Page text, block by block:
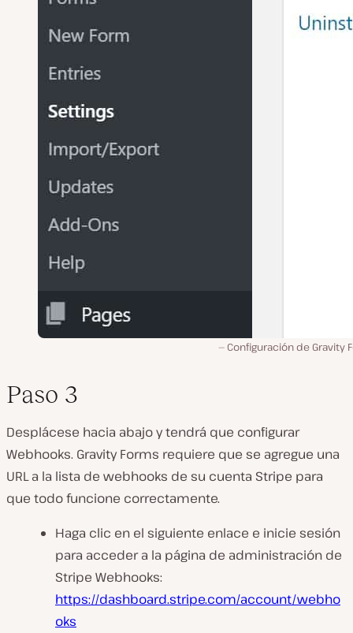
Configuración de Gravity
Paso 3
Desplácese hacia abajo y tendrá que configurar
Webhooks. Gravity Forms requiere que se agregue una
URL a la lista de webhooks de su cuenta Stripe para
que todo funcione correctamente.
Haga clic en el siguiente enlace e inicie sesión
para acceder a la página de administración de
Stripe Webhooks:
https://dashboard.stripe.com/account/webho
oks